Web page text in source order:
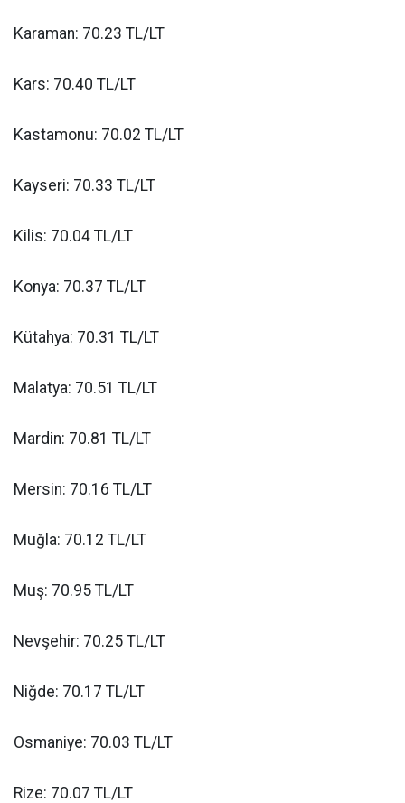
Karaman: 70.23 TL/LT
Kars: 70.40 TL/LT
Kastamonu: 70.02 TL/LT
Kayseri: 70.33 TL/LT
Kilis: 70.04 TL/LT
Konya: 70.37 TL/LT
Kütahya: 70.31 TL/LT
Malatya: 70.51 TL/LT
Mardin: 70.81 TL/LT
Mersin: 70.16 TL/LT
Muğla: 70.12 TL/LT
Muş: 70.95 TL/LT
Nevşehir: 70.25 TL/LT
Niğde: 70.17 TL/LT
Osmaniye: 70.03 TL/LT
Rize: 70.07 TL/LT